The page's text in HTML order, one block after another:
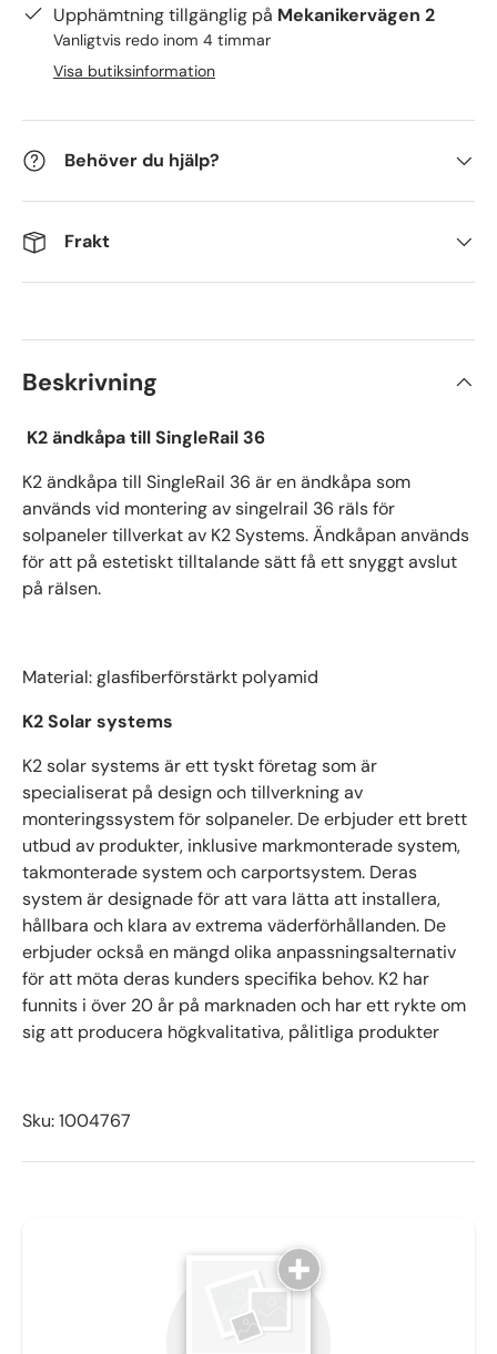
Upphämtning tillgänglig på Mekanikervägen 2
Vanligtvis redo inom 4 timmar
Visa butiksinformation
Behöver du hjälp?
Frakt
Beskrivning
K2 ändkåpa till SingleRail 36
K2 ändkåpa till SingleRail 36 är en ändkåpa som
används vid montering av singelrail 36 räls för
solpaneler tillverkat av K2 Systems.Ändkåpan används
för att på estetiskt tilltalande sätt få ett snyggt avslut
på rälsen.
Material: glasfiberförstärkt polyamid
K2 Solar systems
K2 solar systems är ett tyskt företag som är
specialiserat på design och tillverkning av
monteringssystem för solpaneler. De erbjuder ett brett
utbud av produkter, inklusive markmonterade system,
takmonterade system och carportsystem. Deras
system är designade för att vara lätta att installera,
hållbara och klara av extrema väderförhållanden. De
erbjuder också en mängd olika anpassningsalternativ
för att möta deras kunders specifika behov. K2 har
funnits i över 20 år på marknaden och har ett rykte om
sig att producera högkvalitativa, pålitliga produkter
Sku: 1004767